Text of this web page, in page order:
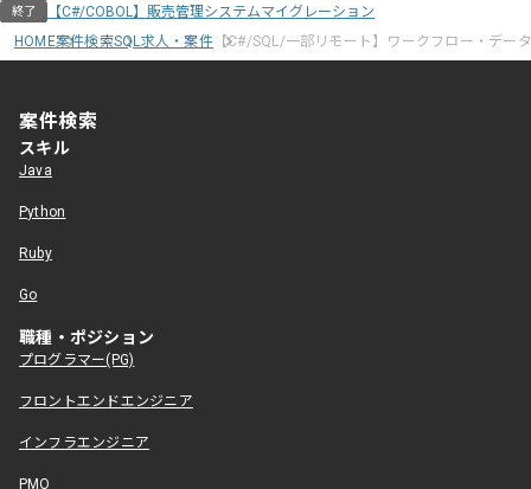
終了
【C#/COBOL】販売管理システムマイグレーション
HOME案件検索SQL求人・案件【C#/SQL/一部リモート】ワークフロー・デー
案件検索
スキル
Java
Python
Ruby
Go
職種・ポジション
プログラマー(PG)
フロントエンドエンジニア
インフラエンジニア
PMO